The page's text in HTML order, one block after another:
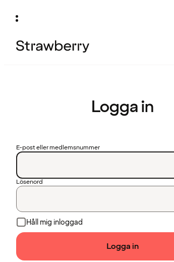
Logga in
E-post eller medlemsnummer
Lösenord
Håll mig inloggad
Logga in